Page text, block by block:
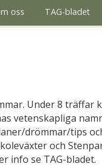
oss TAG-bladet
Under 8 träffar
vetenskapliga
drömmar/tips
och
info se TAG-bladet.